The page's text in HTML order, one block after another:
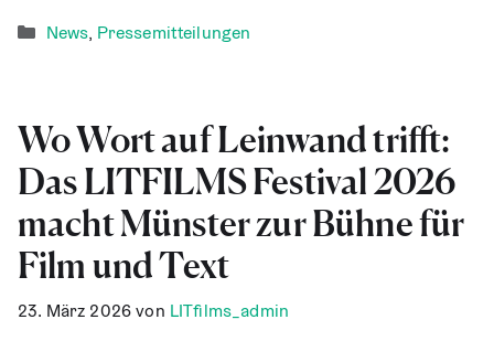
Kategorien
News, Pressemitteilungen
Wo Wort auf Lein­wand trifft:
Das LITFILMS Fes­ti­val 2026
macht Müns­ter zur Büh­ne für
Film und Text
23. März 2026 von LITfilms_admin